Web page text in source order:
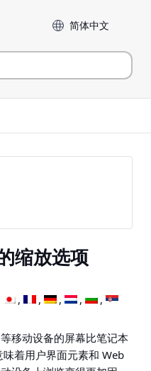
Language
缩放选项
移动设备的屏幕比笔记本
着用户界面元素和 Web